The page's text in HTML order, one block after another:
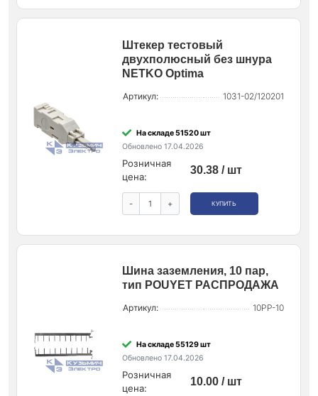
Штекер тестовый
двухполюсный без шнура
NETKO Optima
Артикул: 1031-02/120201
На складе 51520 шт
Обновлено 17.04.2026
Розничная
цена:
30.38 / шт
- + КУПИТЬ
Шина заземления, 10 пар,
тип POUYET РАСПРОДАЖА
Артикул: 10PP-10
На складе 55129 шт
Обновлено 17.04.2026
Розничная
цена:
10.00 / шт